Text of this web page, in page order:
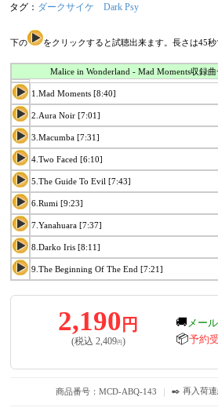
タグ： ダークサイケ Dark Psy
下の をクリックすると試聴出来ます。長さは45
Malice in Wonderland - Mad Moments収録
1.Mad Moments [8:40]
2.Aura Noir [7:01]
3.Macumba [7:31]
4.Two Faced [6:10]
5.The Guide To Evil [7:43]
6.Rumi [9:23]
7.Yanahuara [7:37]
8.Darko Iris [8:11]
9.The Beginning Of The End [7:21]
2,190 円
(税込 2,409円)
🚚 メー
📦予約
商品番号：MCD-ABQ-143 ｜ ✒️ 再入荷連